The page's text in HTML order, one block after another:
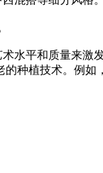
水平和质量来激
种植技术。例如